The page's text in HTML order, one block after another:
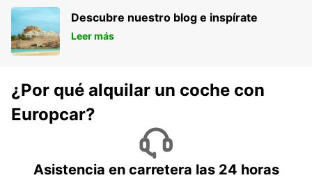
Descubre nuestro blog e inspírate
Leer más
¿Por qué alquilar un coche con
Europcar?
Asistencia en carretera las 24 horas